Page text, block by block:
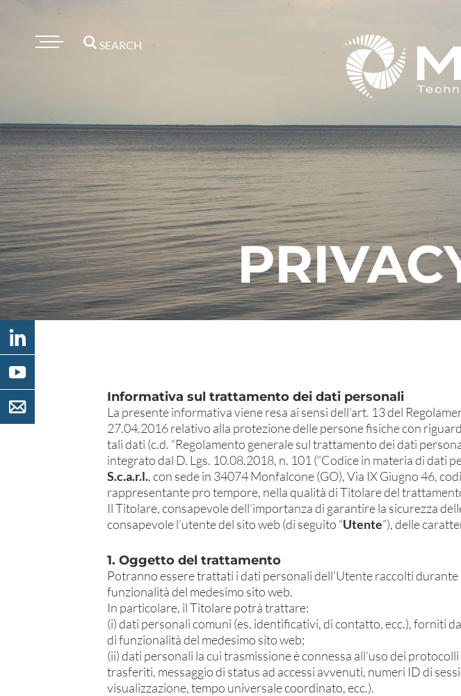
SEARCH
Informativa sul trattamento dei dati personali
La presente informativa viene resa ai sensi dell’art. 13 del
27.04.2016 relativo alla protezione delle persone fisiche con
tali dati (c.d. “Regolamento generale sul trattamento dei dati
integrato dal D. Lgs. 10.08.2018, n. 101 (“Codice in materia di dati
S.c.a.r.l., con sede in 34074 Monfalcone (GO), Via IX Giugno 46,
rappresentante pro tempore, nella qualità di Titolare del
Il Titolare, consapevole dell’importanza di garantire la sicurezza
consapevole l’utente del sito web (di seguito “Utente”), delle
1. Oggetto del trattamento
Potranno essere trattati i dati personali dell’Utente raccolti
funzionalità del medesimo sito web.
In particolare, il Titolare potrà trattare:
(i) dati personali comuni (es. identificativi, di contatto, ecc.), forniti
di funzionalità del medesimo sito web;
(ii) dati personali la cui trasmissione è connessa all’uso dei
trasferiti, messaggio di status ad accessi avvenuti, numeri ID di
visualizzazione, tempo universale coordinato, ecc.).